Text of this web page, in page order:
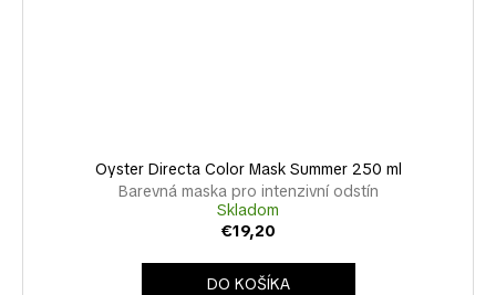
Oyster Directa Color Mask Summer 250 ml
Barevná maska pro intenzivní odstín
Skladom
€19,20
DO KOŠÍKA